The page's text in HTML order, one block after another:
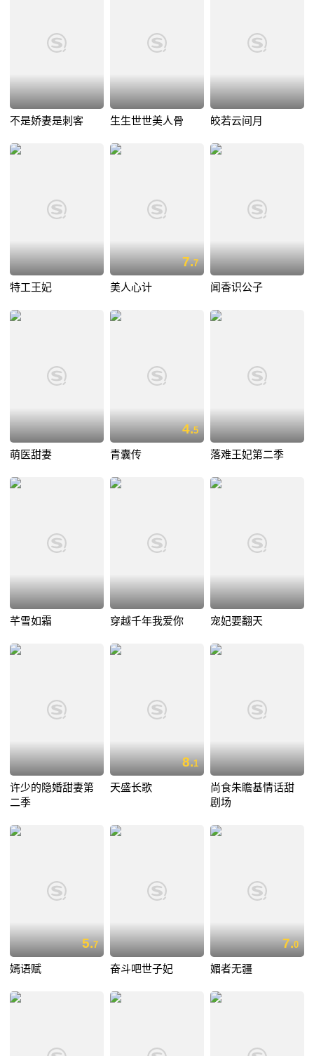
不是娇妻是刺客 生生世世美人骨 皎若云间月
特工王妃
7.7
美人心计 闻香识公子
萌医甜妻
4.5
青囊传 落难王妃第二季
芊雪如霜 穿越千年我爱你 宠妃要翻天
许少的隐婚甜妻第
二季
8.1
天盛长歌
尚食朱瞻基情话甜
剧场
5.7
嫣语赋 奋斗吧世子妃
7.0
媚者无疆